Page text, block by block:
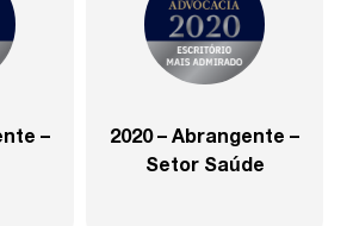
–
2020 – Abrangente –
Setor Saúde